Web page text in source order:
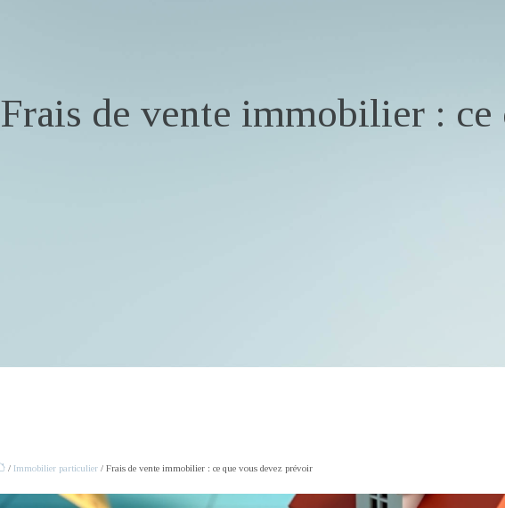
Frais de vente immobilier : ce
/ Immobilier particulier/ Frais de vente immobilier : ce que vous devez prévoir